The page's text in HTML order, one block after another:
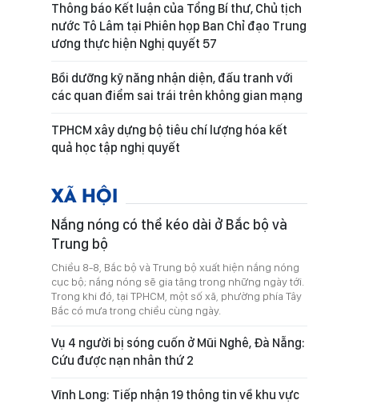
Thông báo Kết luận của Tổng Bí thư, Chủ tịch
nước Tô Lâm tại Phiên họp Ban Chỉ đạo Trung
ương thực hiện Nghị quyết 57
Bồi dưỡng kỹ năng nhận diện, đấu tranh với
các quan điểm sai trái trên không gian mạng
TPHCM xây dựng bộ tiêu chí lượng hóa kết
quả học tập nghị quyết
XÃ HỘI
Nắng nóng có thể kéo dài ở Bắc bộ và
Trung bộ
Chiều 8-8, Bắc bộ và Trung bộ xuất hiện nắng nóng
cục bộ; nắng nóng sẽ gia tăng trong những ngày tới.
Trong khi đó, tại TPHCM, một số xã, phường phía Tây
Bắc có mưa trong chiều cùng ngày.
Vụ 4 người bị sóng cuốn ở Mũi Nghê, Đà Nẵng:
Cứu được nạn nhân thứ 2
Vĩnh Long: Tiếp nhận 19 thông tin về khu vực